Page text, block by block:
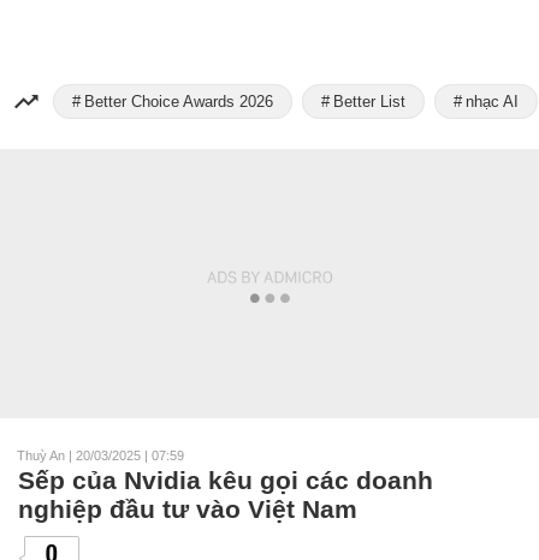
Better Choice Awards 2026 Better List nhạc AI
Thuỳ An | 20/03/2025 | 07:59
Sếp của Nvidia kêu gọi các doanh
nghiệp đầu tư vào Việt Nam
0